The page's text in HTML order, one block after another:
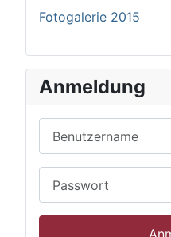
Fotogalerie 2015
Anmeldung